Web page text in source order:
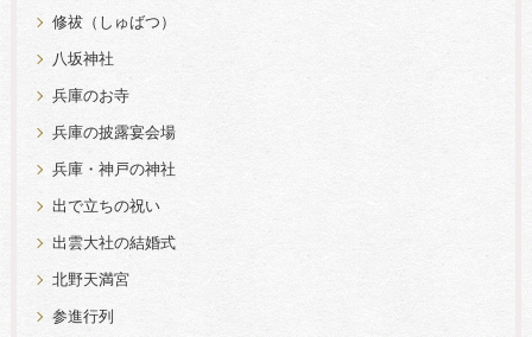
修祓（しゅばつ）
八坂神社
兵庫のお寺
兵庫の披露宴会場
兵庫・神戸の神社
出で立ちの祝い
出雲大社の結婚式
北野天満宮
参進行列